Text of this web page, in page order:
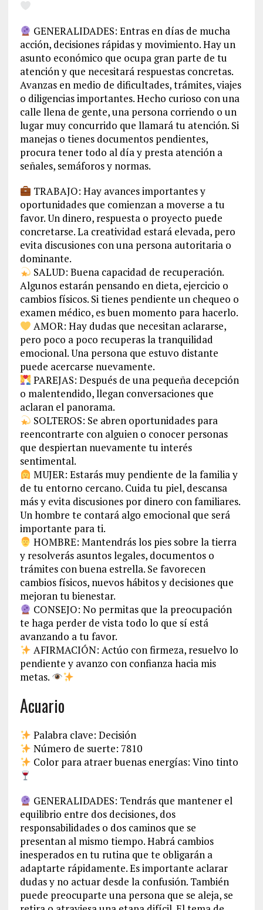
GENERALIDADES: Entras en días de mucha
acción, decisiones rápidas y movimiento. Hay un
asunto económico que ocupa gran parte de tu
atención y que necesitará respuestas concretas.
Avanzas en medio de dificultades, trámites, viajes
o diligencias importantes. Hecho curioso con una
calle llena de gente, una persona corriendo o un
lugar muy concurrido que llamará tu atención. Si
manejas o tienes documentos pendientes,
procura tener todo al día y presta atención a
señales, semáforos y normas.
TRABAJO: Hay avances importantes y
oportunidades que comienzan a moverse a tu
favor. Un dinero, respuesta o proyecto puede
concretarse. La creatividad estará elevada, pero
evita discusiones con una persona autoritaria o
dominante.
SALUD: Buena capacidad de recuperación.
Algunos estarán pensando en dieta, ejercicio o
cambios físicos. Si tienes pendiente un chequeo o
examen médico, es buen momento para hacerlo.
AMOR: Hay dudas que necesitan aclararse,
pero poco a poco recuperas la tranquilidad
emocional. Una persona que estuvo distante
puede acercarse nuevamente.
PAREJAS: Después de una pequeña decepción
o malentendido, llegan conversaciones que
aclaran el panorama.
SOLTEROS: Se abren oportunidades para
reencontrarte con alguien o conocer personas
que despiertan nuevamente tu interés
sentimental.
MUJER: Estarás muy pendiente de la familia y
de tu entorno cercano. Cuida tu piel, descansa
más y evita discusiones por dinero con familiares.
Un hombre te contará algo emocional que será
importante para ti.
HOMBRE: Mantendrás los pies sobre la tierra
y resolverás asuntos legales, documentos o
trámites con buena estrella. Se favorecen
cambios físicos, nuevos hábitos y decisiones que
mejoran tu bienestar.
CONSEJO: No permitas que la preocupación
te haga perder de vista todo lo que sí está
avanzando a tu favor.
AFIRMACIÓN: Actúo con firmeza, resuelvo lo
pendiente y avanzo con confianza hacia mis
metas.
Acuario
Palabra clave: Decisión
Número de suerte: 7810
Color para atraer buenas energías: Vino tinto
GENERALIDADES: Tendrás que mantener el
equilibrio entre dos decisiones, dos
responsabilidades o dos caminos que se
presentan al mismo tiempo. Habrá cambios
inesperados en tu rutina que te obligarán a
adaptarte rápidamente. Es importante aclarar
dudas y no actuar desde la confusión. También
puede preocuparte una persona que se aleja, se